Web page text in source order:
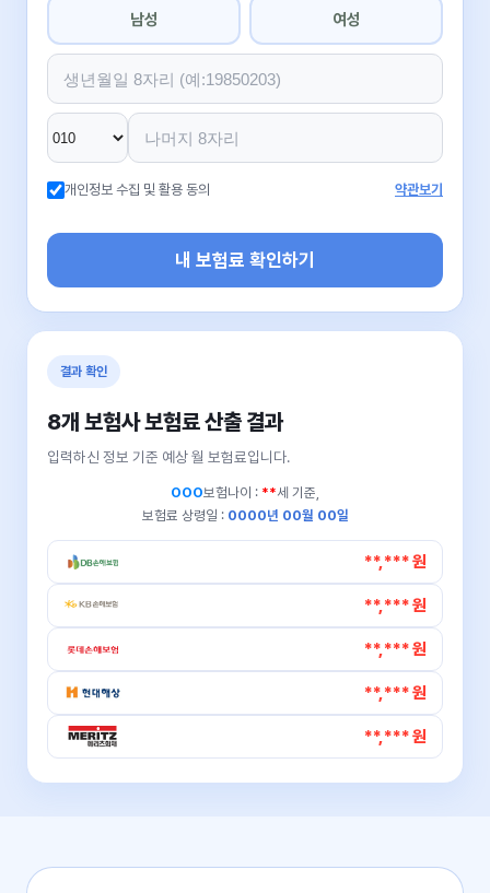
남성 여성
개인정보 수집 및 활용 동의 약관보기
내 보험료 확인하기
결과 확인
8개 보험사 보험료 산출 결과
입력하신 정보 기준 예상 월 보험료입니다.
OOO보험나이 : **세 기준,
보험료 상령일 : 0000년 00월 00일
**,*** 원
**,*** 원
**,*** 원
**,*** 원
**,*** 원